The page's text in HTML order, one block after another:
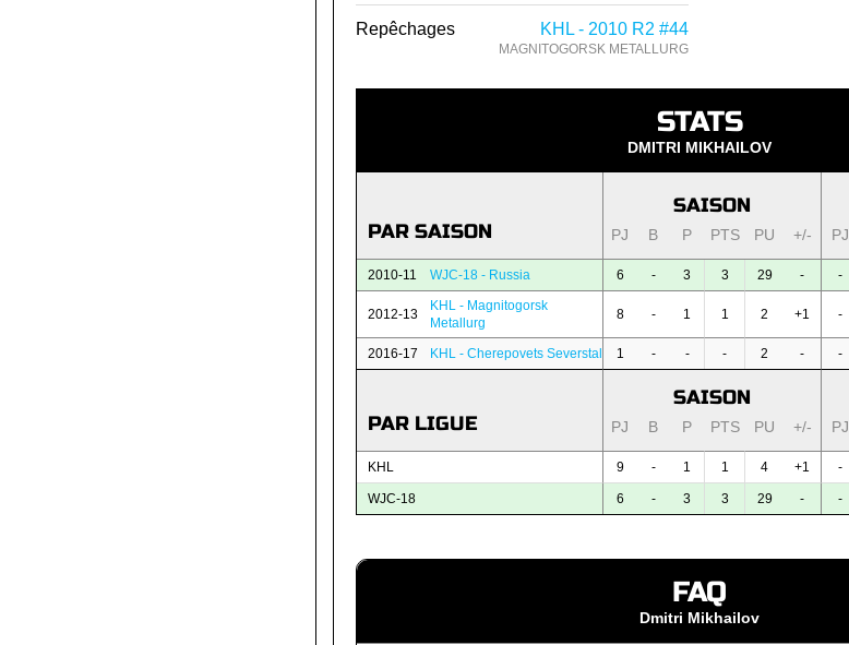
Repêchages KHL - 2010 R2 #44
MAGNITOGORSK METALLURG
STATS
DMITRI MIKHAILOV
PAR SAISON
SAISON
PJ B P PTS PU +/- PJ
2010-11 WJC-18 - Russia 6 - 3 3 29 - -
2012-13
KHL - Magnitogorsk
Metallurg
8 - 1 1 2 +1 -
2016-17 KHL - Cherepovets Severstal 1 - - - 2 - -
PAR LIGUE
SAISON
PJ B P PTS PU +/- PJ
KHL 9 - 1 1 4 +1 -
WJC-18 6 - 3 3 29 - -
FAQ
Dmitri Mikhailov